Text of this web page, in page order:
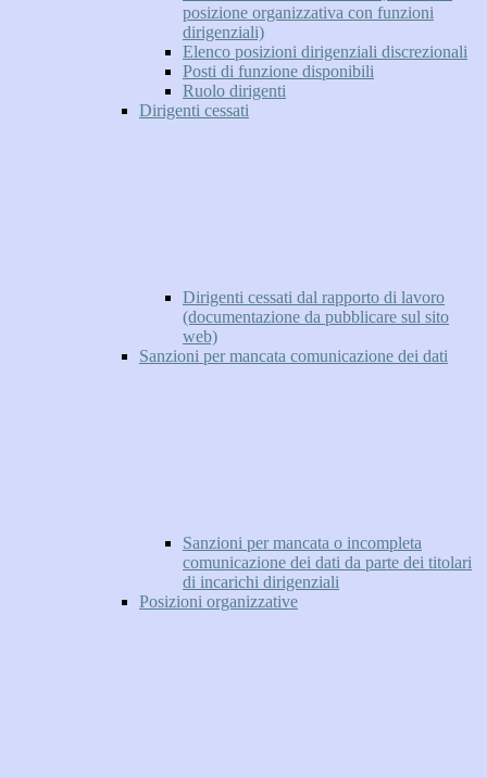
posizione organizzativa con funzioni
dirigenziali)
Elenco posizioni dirigenziali discrezionali
Posti di funzione disponibili
Ruolo dirigenti
Dirigenti cessati
Dirigenti cessati dal rapporto di lavoro
(documentazione da pubblicare sul sito
web)
Sanzioni per mancata comunicazione dei dati
Sanzioni per mancata o incompleta
comunicazione dei dati da parte dei titolari
di incarichi dirigenziali
Posizioni organizzative